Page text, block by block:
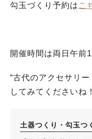
勾玉づくり予約は こ
開催時間は両日午前
“古代のアクセサリ
してみてくださいね！
土器つくり・勾玉つ